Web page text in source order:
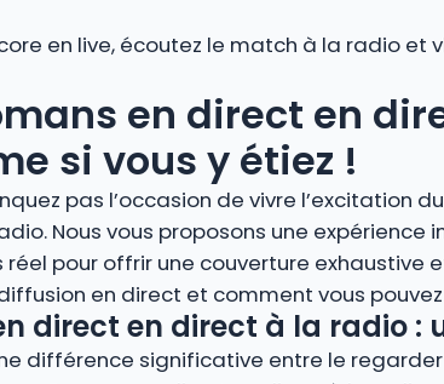
en live, écoutez le match à la radio
en direct en
si vous y étiez !
pas l’occasion de vivre l’excitation
Nous vous proposons une expérience
pour offrir une couverture exhaustive
en direct et comment vous
direct en direct à la radio :
différence significative entre le